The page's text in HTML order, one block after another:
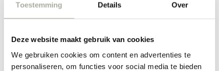
Toestemming Details Over
Deze website maakt gebruik van cookies
We gebruiken cookies om content en advertenties te
personaliseren, om functies voor social media te bieden
Wählen Sie unsere Sarracenia-Kollektion und erleben Sie den
Unterschied, den Qualität macht.
FILTER